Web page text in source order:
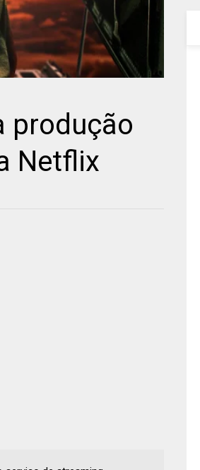
produção
Netflix